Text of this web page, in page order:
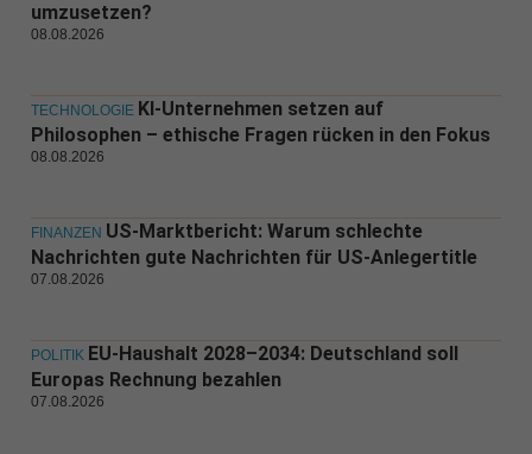
umzusetzen?
08.08.2026
TECHNOLOGIE KI-Unternehmen setzen auf
Philosophen – ethische Fragen rücken in den Fokus
08.08.2026
FINANZEN US-Marktbericht: Warum schlechte
Nachrichten gute Nachrichten für US-Anlegertitle
07.08.2026
POLITIK EU-Haushalt 2028–2034: Deutschland soll
Europas Rechnung bezahlen
07.08.2026